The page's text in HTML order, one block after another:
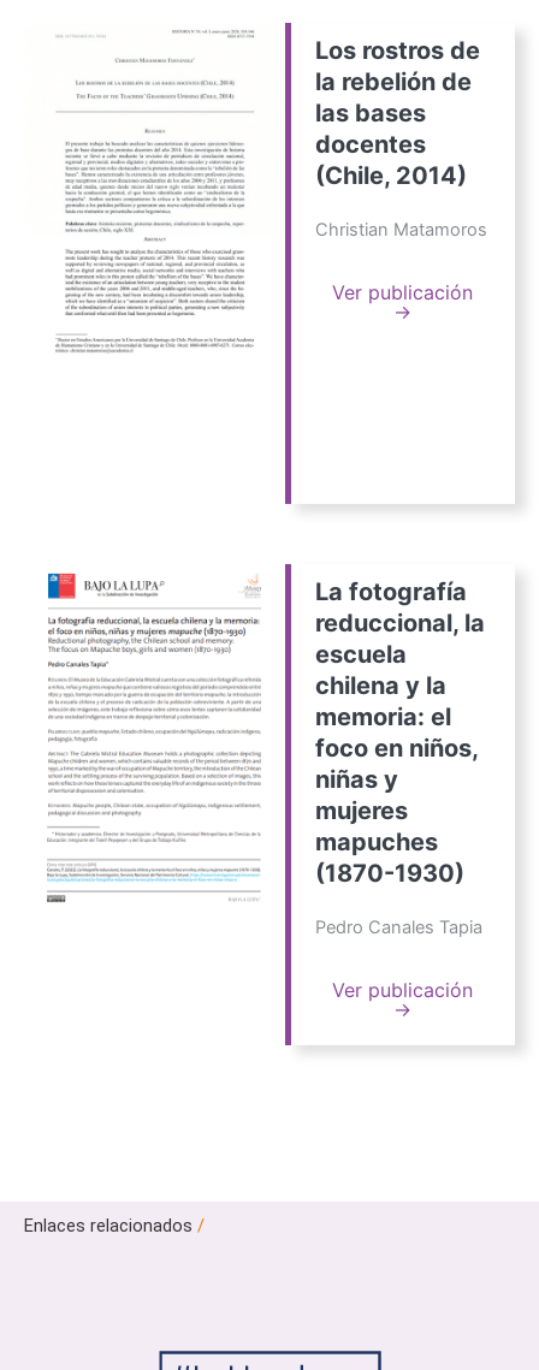
Los rostros de
la rebelión de
las bases
docentes
(Chile, 2014)
Christian Matamoros
Ver publicación
→
La fotografía
reduccional, la
escuela
chilena y la
memoria: el
foco en niños,
niñas y
mujeres
mapuches
(1870-1930)
Pedro Canales Tapia
Ver publicación
→
Enlaces relacionados /